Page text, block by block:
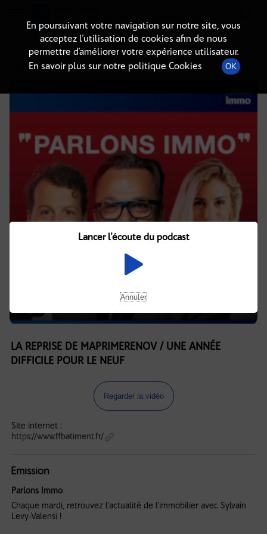
DÉTAILS DE L'ÉPISODE
17 février 2026à 11h02, durée : 46 minutes
LA REPRISE DE MAPRIMERENOV / UNE ANNÉE
DIFFICILE POUR LE NEUF
Regarder la vidéo
Site internet :
https://www.ffbatiment.fr/
Emission
Parlons Immo
Chaque mardi, retrouvez l'actualité de l'immobilier avec Sylvain
Levy-Valensi !
En poursuivant votre navigation sur notre site, vous
acceptez l’utilisation de cookies afin de nous
permettre d’améliorer votre expérience utilisateur.
En savoir plus sur notre politique Cookies
OK
Lancer l'écoute du podcast
Annuler